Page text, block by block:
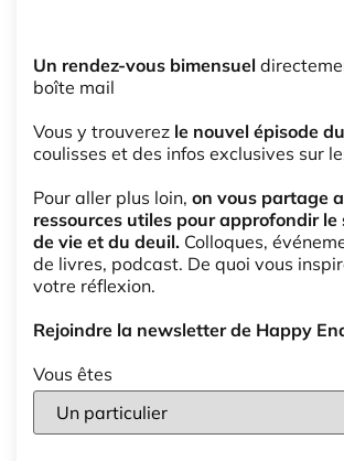
Un rendez-vous bimensuel
boîte mail
Vous y trouverez le nouvel épisode
coulisses et des infos exclusives sur
Pour aller plus loin, on vous partage
ressources utiles pour approfondir le
de vie et du deuil. Colloques,
de livres, podcast. De quoi vous
votre réflexion.
Rejoindre la newsletter de Happy
Vous êtes